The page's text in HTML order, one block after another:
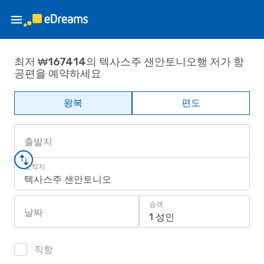
최저 ₩167414의 텍사스주 샌안토니오행 저가 항
공편을 예약하세요
왕복 편도
출발지
도착지
텍사스주 샌안토니오
날짜
승객
1 성인
직항